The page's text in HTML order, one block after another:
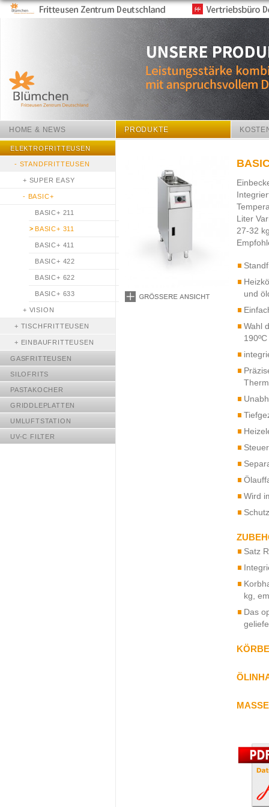
HOME & NEWS PRODUKTE
ELEKTROFRITTEUSEN
- STANDFRITTEUSEN
+ SUPER EASY
- BASIC+
BASIC+ 211
BASIC+ 311
BASIC+ 411
BASIC+ 422
BASIC+ 622
BASIC+ 633
+ VISION
+ TISCHFRITTEUSEN
+ EINBAUFRITTEUSEN
GASFRITTEUSEN
SILOFRITS
PASTAKOCHER
GRIDDLEPLATTEN
UMLUFTSTATION
UV-C FILTER
Liter
27-32
und
Wahl
190ºC
Wird
Satz
kg,
Das